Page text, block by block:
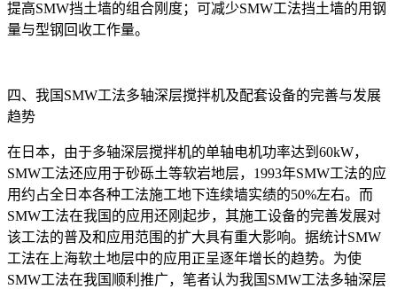
提高SMW挡土墙的组合刚度；可减少SMW工法挡土墙的用钢
量与型钢回收工作量。
四、我国SMW工法多轴深层搅拌机及配套设备的完善与发展
趋势
在日本，由于多轴深层搅拌机的单轴电机功率达到60kW，
SMW工法还应用于砂砾土等软岩地层，1993年SMW工法的应
用约占全日本各种工法施工地下连续墙实绩的50%左右。而
SMW工法在我国的应用还刚起步，其施工设备的完善发展对
该工法的普及和应用范围的扩大具有重大影响。据统计SMW
工法在上海软土地层中的应用正呈逐年增长的趋势。为使
SMW工法在我国顺利推广，笔者认为我国SMW工法多轴深层